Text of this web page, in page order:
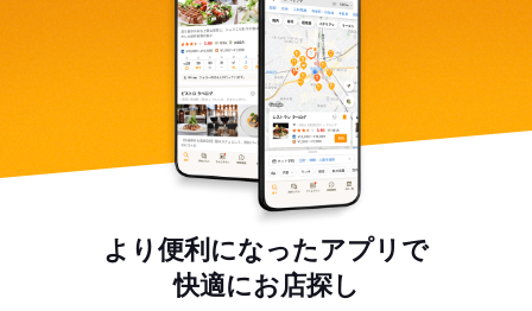
より便利になったアプリで
快適にお店探し